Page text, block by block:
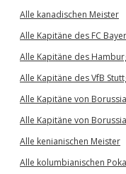
Alle kanadischen Meister
Alle Kapitäne des FC
Alle Kapitäne des
Alle Kapitäne des VfB
Alle Kapitäne von
Alle Kapitäne von
Alle kenianischen Meister
Alle kolumbianischen